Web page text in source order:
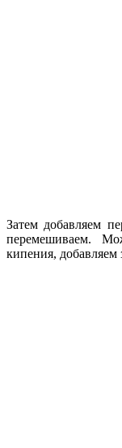
Затем добавляем
перемешиваем.
кипения, добавляем